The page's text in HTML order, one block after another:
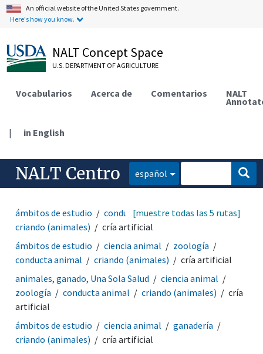
An official website of the United States government.
Here's how you know.
NALT Concept Space
U.S. DEPARTMENT OF AGRICULTURE
Vocabularios Acerca de Comentarios NALT
| in English
NALT Centro español
ámbitos de estudio conducta
conducta animal
criando (animales)
cría artificial
[muestre todas las 5 rutas]
ámbitos de estudio ciencia animal
zoología
conducta animal
criando (animales)
cría artificial
animales, ganado, Una Sola Salud
ciencia animal
zoología
conducta animal criando (animales)
cría
artificial
ámbitos de estudio
ciencia animal
ganadería
criando (animales)
cría artificial